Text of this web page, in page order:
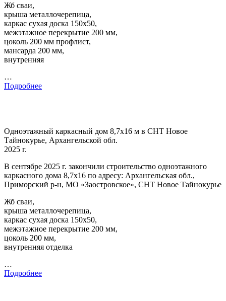
Жб сваи,
крыша металлочерепица,
каркас сухая доска 150х50,
межэтажное перекрытие 200 мм,
цоколь 200 мм профлист,
мансарда 200 мм,
внутренняя
…
Подробнее
Одноэтажный каркасный дом 8,7х16 м в СНТ Новое
Тайнокурье, Архангельской обл.
2025 г.
В сентябре 2025 г. закончили строительство одноэтажного
каркасного дома 8,7х16 по адресу: Архангельская обл.,
Приморский р-н, МО «Заостровское», СНТ Новое Тайнокурье
Жб сваи,
крыша металлочерепица,
каркас сухая доска 150х50,
межэтажное перекрытие 200 мм,
цоколь 200 мм,
внутренняя отделка
…
Подробнее